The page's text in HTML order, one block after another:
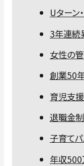
Uターン
3年連続
女性の
創業50
育児支
退職金
子育てパ
年収